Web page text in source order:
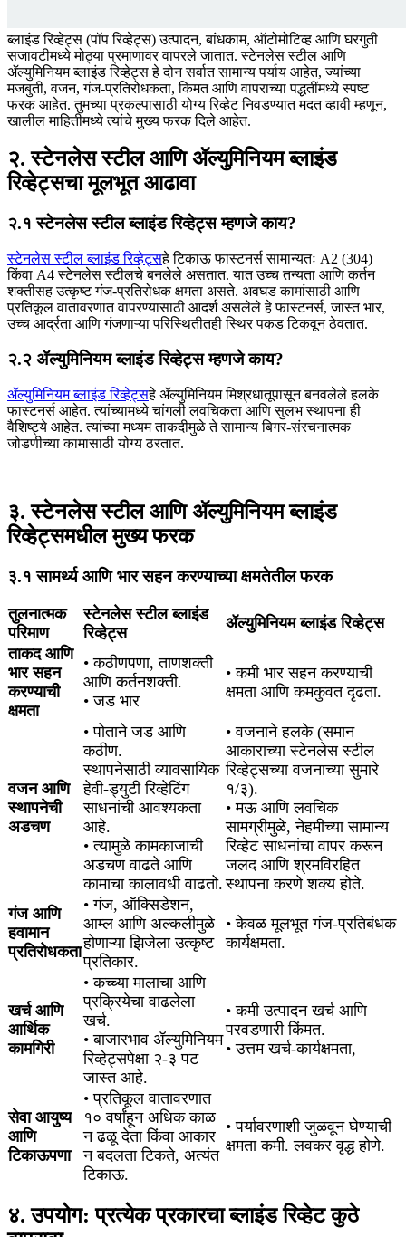
ब्लाइंड रिव्हेट्स (पॉप रिव्हेट्स) उत्पादन, बांधकाम, ऑटोमोटिव्ह आणि घरगुती
सजावटीमध्ये मोठ्या प्रमाणावर वापरले जातात. स्टेनलेस स्टील आणि
ॲल्युमिनियम ब्लाइंड रिव्हेट्स हे दोन सर्वात सामान्य पर्याय आहेत, ज्यांच्या
मजबुती, वजन, गंज-प्रतिरोधकता, किंमत आणि वापराच्या पद्धतींमध्ये स्पष्ट
फरक आहेत. तुमच्या प्रकल्पासाठी योग्य रिव्हेट निवडण्यात मदत व्हावी म्हणून,
खालील माहितीमध्ये त्यांचे मुख्य फरक दिले आहेत.
२. स्टेनलेस स्टील आणि ॲल्युमिनियम ब्लाइंड
रिव्हेट्सचा मूलभूत आढावा
२.१ स्टेनलेस स्टील ब्लाइंड रिव्हेट्स म्हणजे काय?
स्टेनलेस स्टील ब्लाइंड रिव्हेट्सहे टिकाऊ फास्टनर्स सामान्यतः A2 (304)
किंवा A4 स्टेनलेस स्टीलचे बनलेले असतात. यात उच्च तन्यता आणि कर्तन
शक्तीसह उत्कृष्ट गंज-प्रतिरोधक क्षमता असते. अवघड कामांसाठी आणि
प्रतिकूल वातावरणात वापरण्यासाठी आदर्श असलेले हे फास्टनर्स, जास्त भार,
उच्च आर्द्रता आणि गंजणाऱ्या परिस्थितीतही स्थिर पकड टिकवून ठेवतात.
२.२ ॲल्युमिनियम ब्लाइंड रिव्हेट्स म्हणजे काय?
ॲल्युमिनियम ब्लाइंड रिव्हेट्सहे ॲल्युमिनियम मिश्रधातूपासून बनवलेले हलके
फास्टनर्स आहेत. त्यांच्यामध्ये चांगली लवचिकता आणि सुलभ स्थापना ही
वैशिष्ट्ये आहेत. त्यांच्या मध्यम ताकदीमुळे ते सामान्य बिगर-संरचनात्मक
जोडणीच्या कामासाठी योग्य ठरतात.
३. स्टेनलेस स्टील आणि ॲल्युमिनियम ब्लाइंड
रिव्हेट्समधील मुख्य फरक
३.१ सामर्थ्य आणि भार सहन करण्याच्या क्षमतेतील फरक
तुलनात्मक
परिमाण
स्टेनलेस स्टील ब्लाइंड
रिव्हेट्स
ॲल्युमिनियम ब्लाइंड रिव्हेट्स
ताकद आणि
भार सहन
करण्याची
क्षमता
• कठीणपणा, ताणशक्ती
आणि कर्तनशक्ती.
• जड भार
• कमी भार सहन करण्याची
क्षमता आणि कमकुवत दृढता.
वजन आणि
स्थापनेची
अडचण
• पोताने जड आणि
कठीण.
स्थापनेसाठी व्यावसायिक
हेवी-ड्युटी रिव्हेटिंग
साधनांची आवश्यकता
आहे.
• त्यामुळे कामकाजाची
अडचण वाढते आणि
कामाचा कालावधी वाढतो.
• वजनाने हलके (समान
आकाराच्या स्टेनलेस स्टील
रिव्हेट्सच्या वजनाच्या सुमारे
१/३).
• मऊ आणि लवचिक
सामग्रीमुळे, नेहमीच्या सामान्य
रिव्हेट साधनांचा वापर करून
जलद आणि श्रमविरहित
स्थापना करणे शक्य होते.
गंज आणि
हवामान
प्रतिरोधकता
• गंज, ऑक्सिडेशन,
आम्ल आणि अल्कलीमुळे
होणाऱ्या झिजेला उत्कृष्ट
प्रतिकार.
• केवळ मूलभूत गंज-प्रतिबंधक
कार्यक्षमता.
खर्च आणि
आर्थिक
कामगिरी
• कच्च्या मालाचा आणि
प्रक्रियेचा वाढलेला
खर्च.
• बाजारभाव ॲल्युमिनियम
रिव्हेट्सपेक्षा २-३ पट
जास्त आहे.
• कमी उत्पादन खर्च आणि
परवडणारी किंमत.
• उत्तम खर्च-कार्यक्षमता,
सेवा आयुष्य
आणि
टिकाऊपणा
• प्रतिकूल वातावरणात
१० वर्षांहून अधिक काळ
न ढळू देता किंवा आकार
न बदलता टिकते, अत्यंत
टिकाऊ.
• पर्यावरणाशी जुळवून घेण्याची
क्षमता कमी. लवकर वृद्ध होणे.
४. उपयोग: प्रत्येक प्रकारचा ब्लाइंड रिव्हेट कुठे